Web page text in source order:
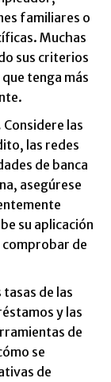
familiares o
Muchas
sus criterios
tenga más
Considere las
las redes
de banca
asegúrese
su aplicación
de
de las
y las
de
se
de